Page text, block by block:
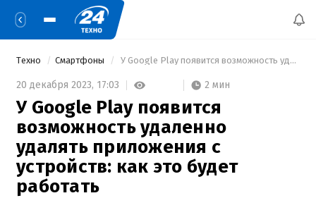
Техно Смартфоны У Google Play появится возможность удаленно удалять приложения с устройств: как это будет работать
20 декабря 2023, 17:03 2 мин
У Google Play появится
возможность удаленно
удалять приложения с
устройств: как это будет
работать